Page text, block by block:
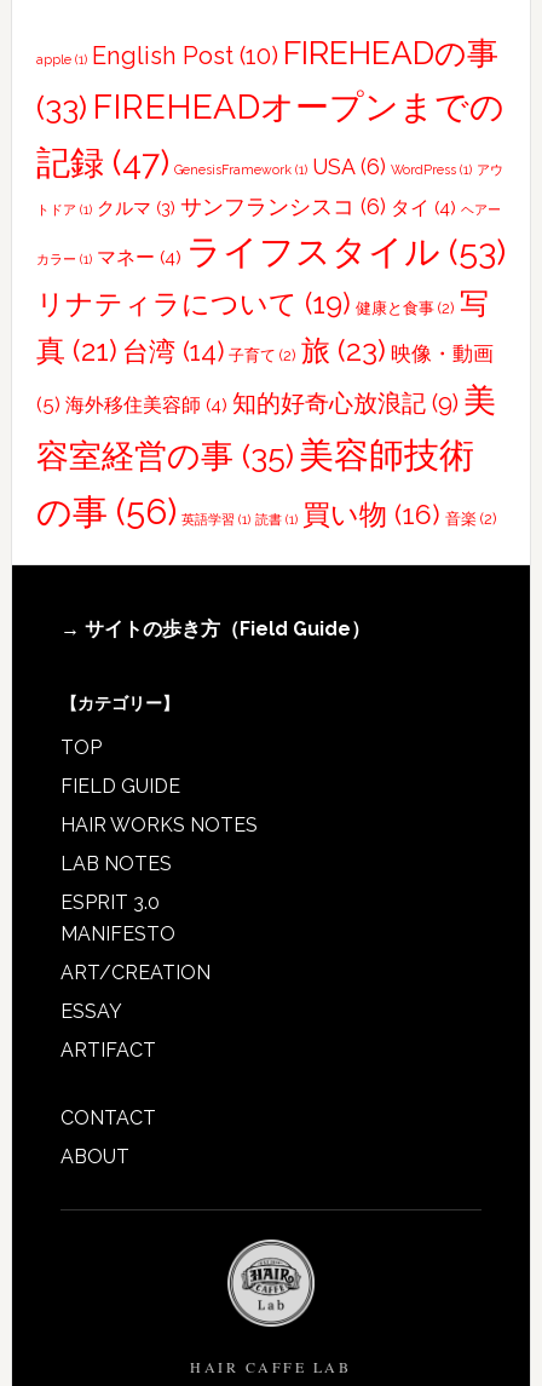
apple(1) English Post(10) FIREHEADの事
(33) FIREHEADオープンまでの
記録 (47) GenesisFramework(1) USA(6) WordPress(1) アウ
トドア (1) クルマ (3) サンフランシスコ (6) タイ (4) ヘアー
カラー (1) マネー (4) ライフスタイル (53)
リナティラについて (19) 健康と食事(2) 写
真 (21) 台湾(14) 子育て (2) 旅 (23) 映像・動画
(5) 海外移住美容師 (4) 知的好奇心放浪記(9) 美
容室経営の事 (35)美容師技術
の事 (56) 英語学習 (1) 読書(1) 買い物 (16) 音楽(2)
Footer
→ サイトの歩き方（Field Guide）
【カテゴリー】
TOP
FIELD GUIDE
HAIR WORKS NOTES
LAB NOTES
ESPRIT 3.0
MANIFESTO
ART/CREATION
ESSAY
ARTIFACT
CONTACT
ABOUT
HAIR CAFFE LAB